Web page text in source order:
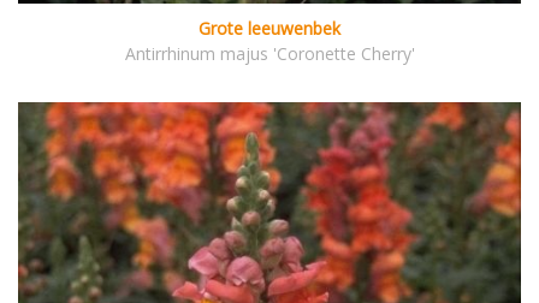
Grote leeuwenbek
Antirrhinum majus 'Coronette Cherry'